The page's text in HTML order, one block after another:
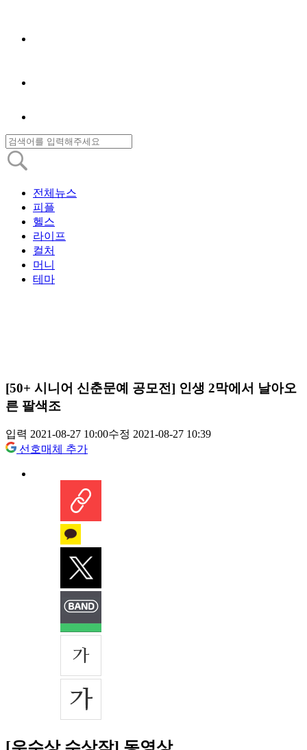
전체뉴스
피플
헬스
라이프
컬처
머니
테마
[50+ 시니어 신춘문예 공모전] 인생 2막에서 날아오
른 팔색조
입력 2021-08-27 10:00수정 2021-08-27 10:39
선호매체 추가